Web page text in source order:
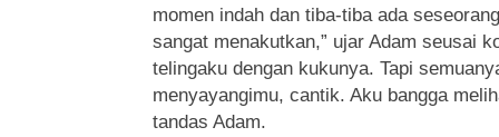
momen indah dan tiba-tiba ada
sangat menakutkan,” ujar Adam seusai
telingaku dengan kukunya. Tapi
menyayangimu, cantik. Aku bangga
tandas Adam.